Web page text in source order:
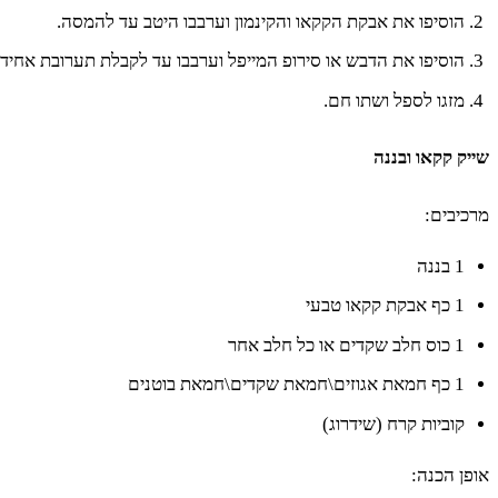
הוסיפו את אבקת הקקאו והקינמון וערבבו היטב עד להמסה.
הוסיפו את הדבש או סירופ המייפל וערבבו עד לקבלת תערובת
מזגו לספל ושתו חם.
שייק קקאו ובננה
מרכיבים:
1 בננה
1 כף אבקת קקאו טבעי
1 כוס חלב שקדים או כל חלב אחר
1 כף חמאת אגוזים\חמאת שקדים\חמאת בוטנים
קוביות קרח (שידרוג)
אופן הכנה: